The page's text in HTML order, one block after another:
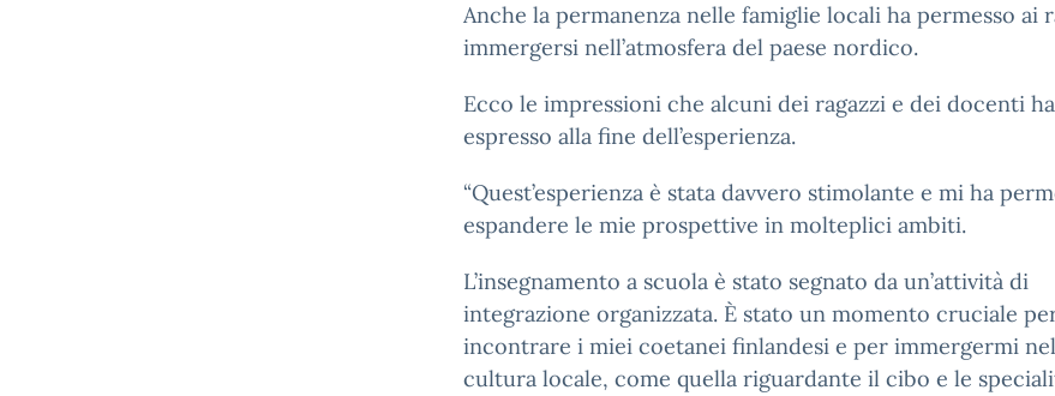
Anche la permanenza nelle famiglie locali ha permesso ai
immergersi nell’atmosfera del paese nordico.
Ecco le impressioni che alcuni dei ragazzi e dei docenti
espresso alla fine dell’esperienza.
“Quest’esperienza è stata davvero stimolante e mi ha
espandere le mie prospettive in molteplici ambiti.
L’insegnamento a scuola è stato segnato da un’attività di
integrazione organizzata. È stato un momento cruciale
incontrare i miei coetanei finlandesi e per immergermi
cultura locale, come quella riguardante il cibo e le